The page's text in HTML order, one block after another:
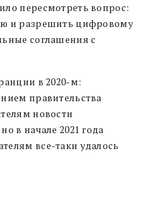
пересмотреть вопрос:
и разрешить цифровому
соглашения с
в 2020-м:
правительства
новости
в начале 2021 года
все-таки удалось